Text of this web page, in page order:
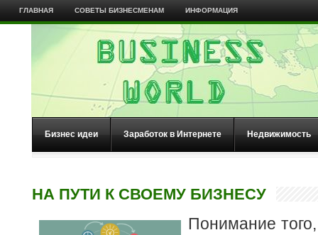
ГЛАВНАЯ СОВЕТЫ БИЗНЕСМЕНАМ ИНФОРМАЦИЯ
Бизнес идеи Заработок в Интернете Недвижимость
НА ПУТИ К СВОЕМУ БИЗНЕСУ
Понимание